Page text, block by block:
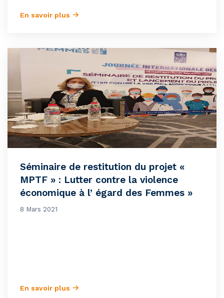
En savoir plus
Séminaire de restitution du projet «
MPTF » : Lutter contre la violence
économique à l’ égard des Femmes »
8 Mars 2021
En savoir plus